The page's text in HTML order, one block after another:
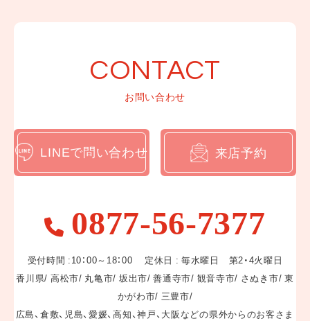
お知らせ一覧
ブログ一覧
LINEでお問い合わせ
来店予約
CONTACT
お問い合わせ
LINEで問い合わせ 来店予約
0877-56-7377
受付時間 :10：00～18：00 定休日 : 毎水曜日 第2・4火曜日
香川県/ 高松市/ 丸亀市/ 坂出市/ 善通寺市/ 観音寺市/ さぬき市/ 東
かがわ市/ 三豊市/
広島、倉敷、児島、愛媛、高知、神戸、大阪などの県外からのお客さま